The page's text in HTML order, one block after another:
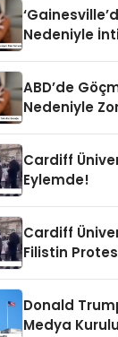
Nedeniyle
ABD’de
Nedeniyle
Cardiff
Eylemde!
Cardiff
Filistin
Donald
Medya